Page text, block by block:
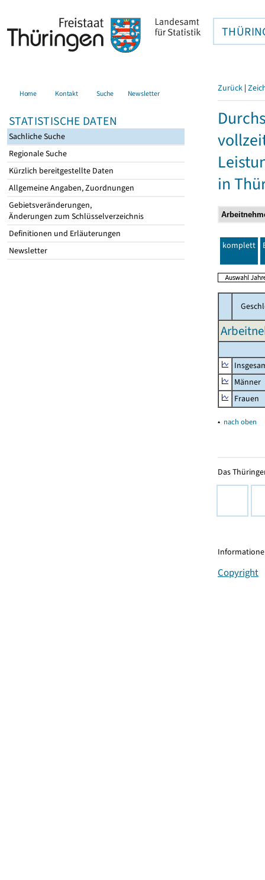
Home Kontakt Suche Newsletter
STATISTISCHE DATEN
Sachliche Suche
Regionale Suche
Kürzlich bereitgestellte Daten
Allgemeine Angaben, Zuordnungen
Gebietsveränderungen,
Änderungen zum Schlüsselverzeichnis
Definitionen und Erläuterungen
Newsletter
Zurück |
in
komplett
Männer
Frauen
▴ nach oben
Das
Copyright